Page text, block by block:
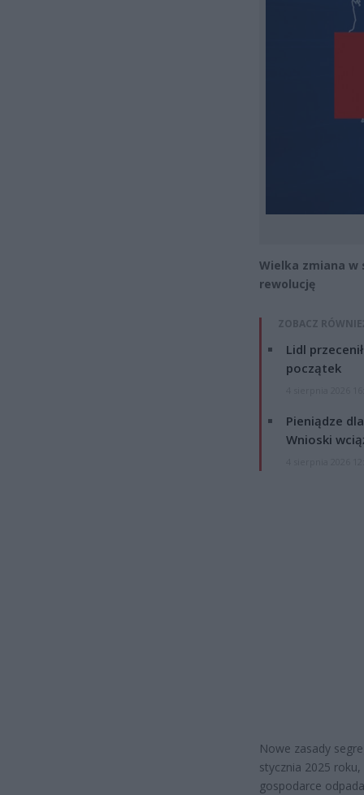
Wielka zmiana w
rewolucję
ZOBACZ
Lidl
początek
Pieniądze
Wnioski
Nowe zasady
stycznia 2025
gospodarce